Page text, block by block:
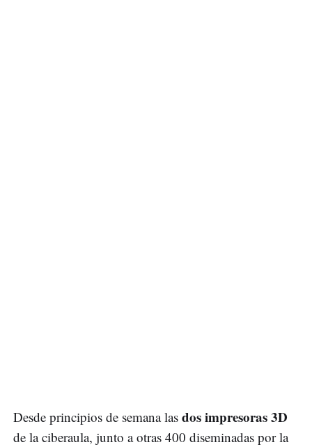
Desde principios de semana las dos impresoras 3D
de la ciberaula, junto a otras 400 diseminadas por la